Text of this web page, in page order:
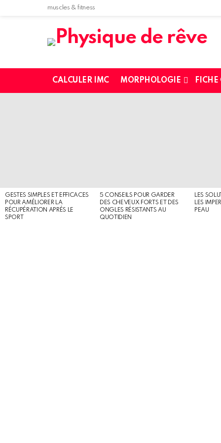
muscles & fitness
CALCULER IMC MORPHOLOGIE FICHE
GESTES SIMPLES ET EFFICACES
POUR AMÉLIORER LA
RÉCUPÉRATION APRÈS LE
SPORT
5 CONSEILS POUR GARDER
DES CHEVEUX FORTS ET DES
ONGLES RÉSISTANTS AU
QUOTIDIEN
LES
LES
PEAU